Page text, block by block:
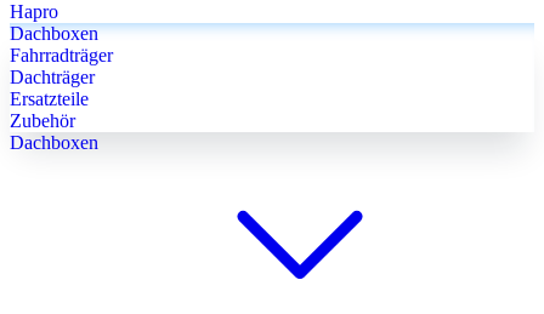
Hapro
Dachboxen
Fahrradträger
Dachträger
Ersatzteile
Zubehör
Dachboxen